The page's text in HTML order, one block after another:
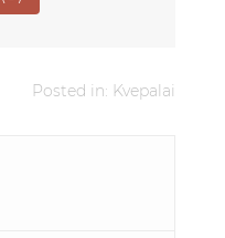
Posted in: Kvepalai